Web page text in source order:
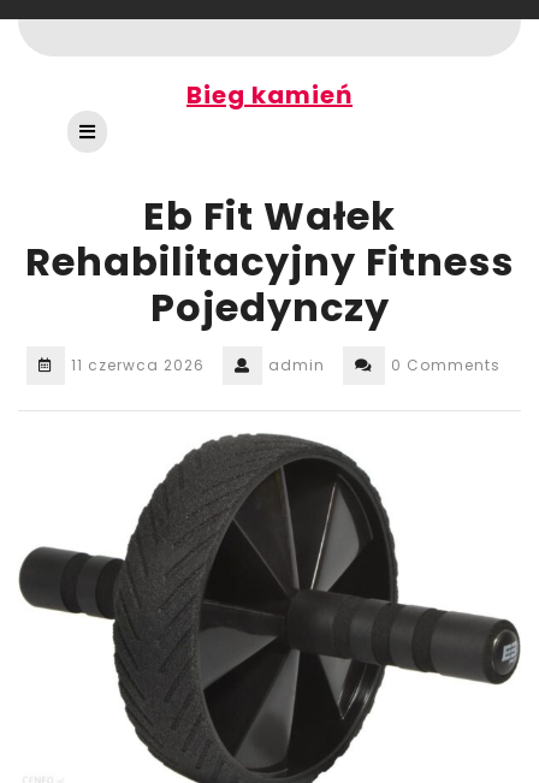
to
content
Bieg kamień
Open
Button
Eb Fit Wałek
Rehabilitacyjny Fitness
Pojedynczy
11 czerwca 2026 admin 0 Comments